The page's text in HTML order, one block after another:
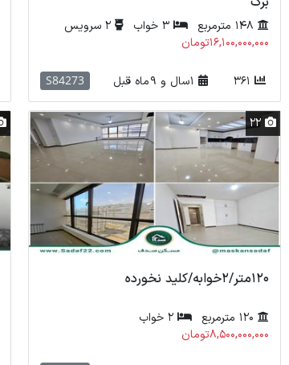
3 خواب
2 سرویس
16,100,000,000تومان
S84273
22
120متر/2خوابه/کلید نخورده
2 خواب
8,500,000,000تومان